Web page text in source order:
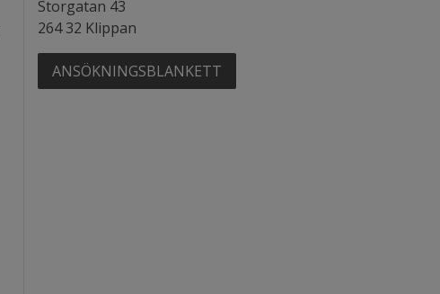
Storgatan 43
264 32 Klippan
ANSÖKNINGSBLANKETT